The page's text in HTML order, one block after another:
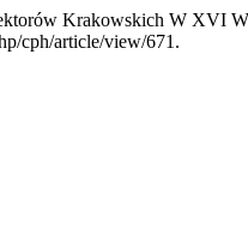
Krakowskich W XVI
cph/article/view/671.